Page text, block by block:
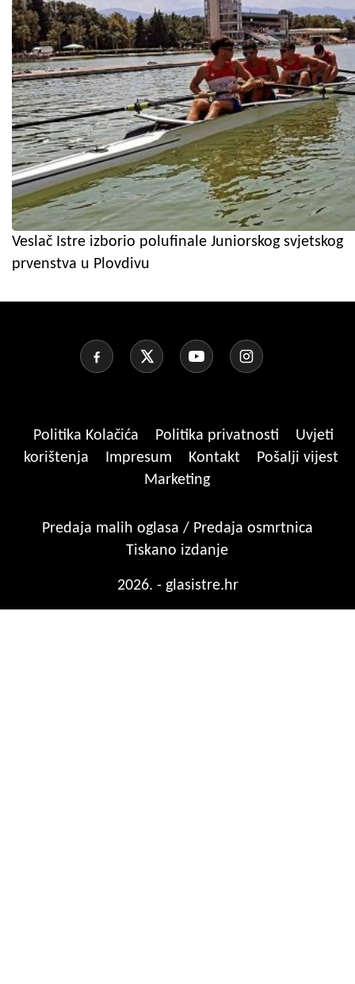
Veslač Istre izborio polufinale Juniorskog svjetskog
prvenstva u Plovdivu
Politika Kolačića Politika privatnosti
Uvjeti
korištenja
Impresum Kontakt
Pošalji vijest
Marketing
Predaja malih oglasa / Predaja osmrtnica
Tiskano izdanje
2026. - glasistre.hr